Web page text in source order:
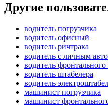
Другие
водитель погрузчика
водитель офисный
водитель ричтрака
водитель с личным
водитель фронтального
водитель штабелера
водитель
машинист погрузчика
машинист